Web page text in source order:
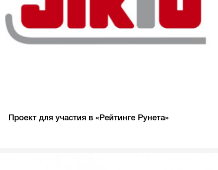
Проект для участия в «Рейтинге Рунета»